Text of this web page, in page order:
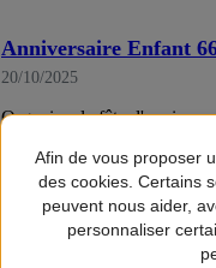
Anniversaire Enfant
20/10/2025
Organiser la fête
Découvrez 5 idées
imbattable : le Click &
Lire l’article
Afin de vous proposer
des cookies. Certains
peuvent nous aider,
personnaliser